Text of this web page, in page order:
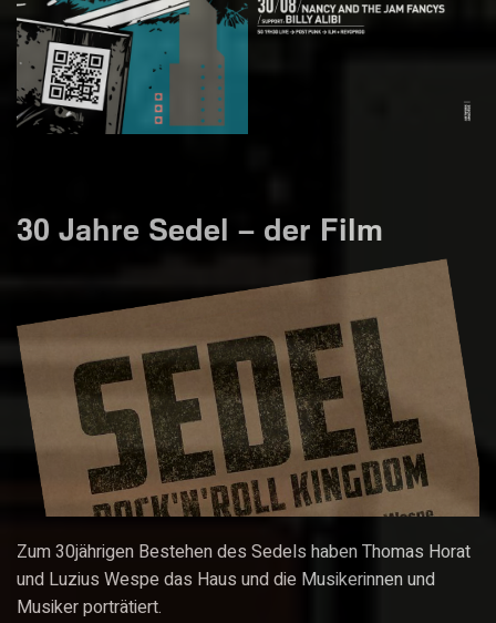
30 Jahre Sedel – der Film
Zum 30jährigen Bestehen des Sedels haben Thomas Horat
und Luzius Wespe das Haus und die Musikerinnen und
Musiker porträtiert.